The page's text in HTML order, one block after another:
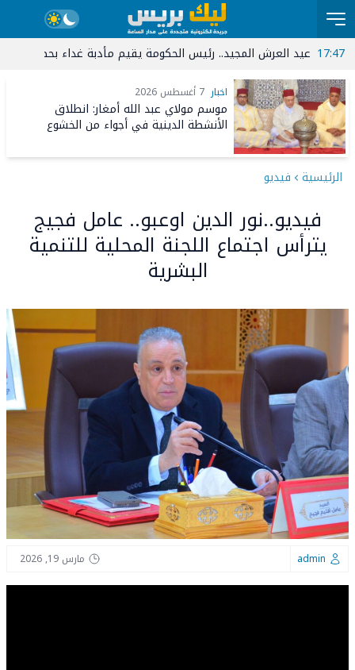
عيد العرش المجيد.. رئيس الحكومة يقيم مأدبة غداء بحضور صاحب
20:34
09:34 المجلس الوطني للصحافة.. الذي نريد
اخبار 7 أغسطس 2026
موسم مولاي عبد الله أمغار: انطلاق
الأنشطة الدينية في أجواء من الخشوع
الرئيسية فيديو
فيديو..نور الدين اوعبو.. عامل فجيج
يترأس اجتماع اللجنة المحلية للتنمية
البشرية
admin مارس 19, 2026